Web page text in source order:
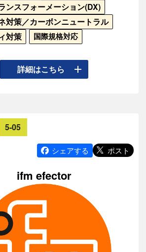
ンスフォーメーション(DX)
対策／カーボンニュートラル
対策
国際規格対応
を進めるためには適切な目標の設定
的に把握するためのデジタル環境の
有効性検証を行っています
携手段として提案された情報モデ
"に基づくKPI算出の実装事例の紹介
事例の紹介
データ収集アプリと、見える化・分
ーコードで開発できるia-cloud・
介
IoT化のレベルを評価し把握する指標
提案
詳細はこちら
5-05
シェアする ポスト
ifm efector